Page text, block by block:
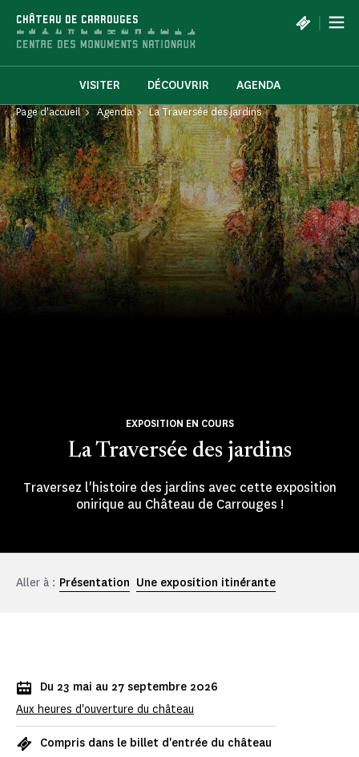
CHÂTEAU DE CARROUGES |
VISITER DÉCOUVRIR AGENDA
Page d'accueil Agenda La Traversée des jardins
La Traversée des jardins
EXPOSITION EN COURS
Traversez l'histoire des jardins avec cette exposition
onirique au Château de Carrouges !
Aller à : Présentation Une exposition itinérante
Du 23 mai au 27 septembre 2026
Aux heures d'ouverture du château
Compris dans le billet d'entrée du château